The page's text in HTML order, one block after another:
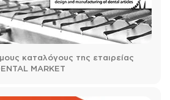
καταλόγους της εταιρείας
MARKET